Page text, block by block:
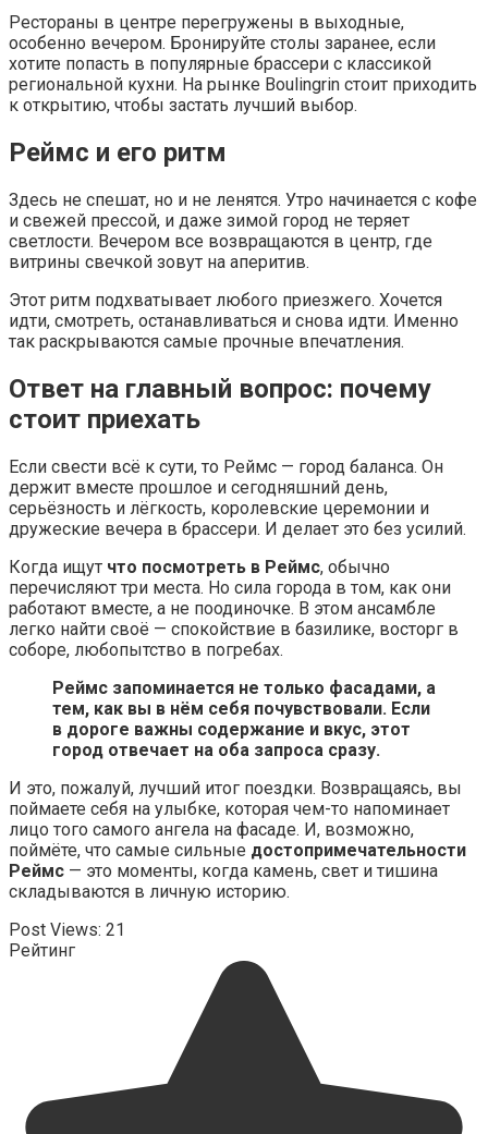
Рестораны в центре перегружены в выходные,
особенно вечером. Бронируйте столы заранее, если
хотите попасть в популярные брассери с классикой
региональной кухни. На рынке Boulingrin стоит приходить
к открытию, чтобы застать лучший выбор.
Реймс и его ритм
Здесь не спешат, но и не ленятся. Утро начинается с кофе
и свежей прессой, и даже зимой город не теряет
светлости. Вечером все возвращаются в центр, где
витрины свечкой зовут на аперитив.
Этот ритм подхватывает любого приезжего. Хочется
идти, смотреть, останавливаться и снова идти. Именно
так раскрываются самые прочные впечатления.
Ответ на главный вопрос: почему
стоит приехать
Если свести всё к сути, то Реймс — город баланса. Он
держит вместе прошлое и сегодняшний день,
серьёзность и лёгкость, королевские церемонии и
дружеские вечера в брассери. И делает это без усилий.
Когда ищут что посмотреть в Реймс, обычно
перечисляют три места. Но сила города в том, как они
работают вместе, а не поодиночке. В этом ансамбле
легко найти своё — спокойствие в базилике, восторг в
соборе, любопытство в погребах.
Реймс запоминается не только фасадами, а
тем, как вы в нём себя почувствовали. Если
в дороге важны содержание и вкус, этот
город отвечает на оба запроса сразу.
И это, пожалуй, лучший итог поездки. Возвращаясь, вы
поймаете себя на улыбке, которая чем-то напоминает
лицо того самого ангела на фасаде. И, возможно,
поймёте, что самые сильные достопримечательности
Реймс — это моменты, когда камень, свет и тишина
складываются в личную историю.
Post Views: 21
Рейтинг